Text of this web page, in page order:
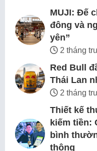
MUJI: Đế
đông và
yên”
2 tháng
Red Bull
Thái Lan
2 tháng
Thiết kế
kiếm tiền:
bình
thông